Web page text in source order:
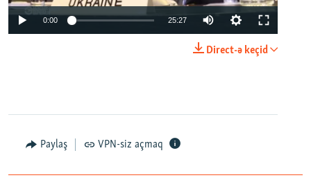
0:00 25:27
Direct-ə keçid
Paylaş VPN-siz açmaq